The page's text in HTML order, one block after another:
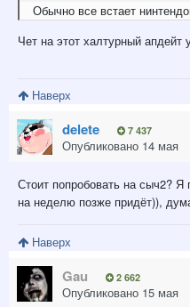
Обычно все встает
Чет на этот халтурный апдейт
Наверх
delete 7 437
Опубликовано 14 мая
Стоит попробовать на сыч2? Я
на неделю позже придёт)),
Наверх
Gau 2 662
Опубликовано 15 мая